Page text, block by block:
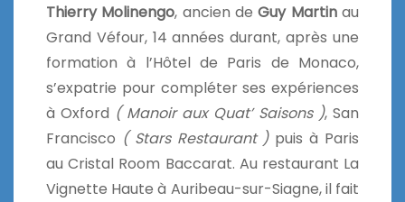
Thierry Molinengo, ancien deGuy Martinau
Grand Véfour, 14 années durant, après une
formation à l’Hôtel de Paris de Monaco,
s’expatrie pour compléter ses expériences
à Oxford ( Manoir aux Quat’ Saisons ), San
Francisco ( Stars Restaurant )puis à Paris
au Cristal Room Baccarat. Au restaurant La
Vignette Haute à Auribeau-sur-Siagne, il fait